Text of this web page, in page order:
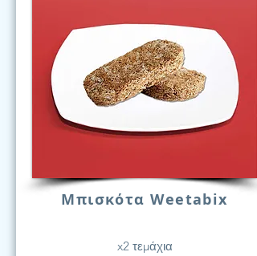
Μπισκότα Weetabix
x2 τεμάχια